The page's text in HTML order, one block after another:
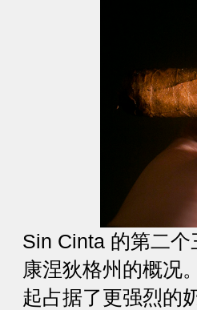
Sin Cinta 的第二
康涅狄格州的概况
起占据了更强烈的